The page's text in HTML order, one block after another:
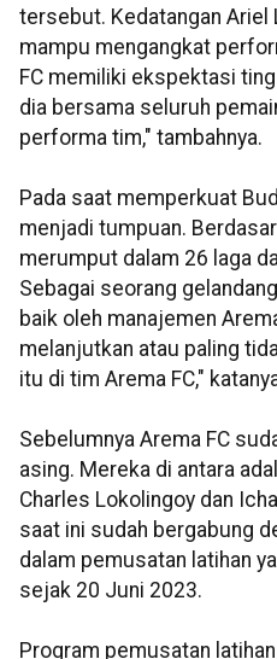
tersebut. Kedatangan Ariel
mampu mengangkat
FC memiliki ekspektasi
dia bersama seluruh
performa tim," tambahnya.
Pada saat memperkuat
menjadi tumpuan.
merumput dalam 26 laga
Sebagai seorang
baik oleh manajemen
melanjutkan atau paling
itu di tim Arema FC,"
Sebelumnya Arema FC
asing. Mereka di antara
Charles Lokolingoy dan
saat ini sudah bergabung
dalam pemusatan latihan
sejak 20 Juni 2023.
Program pemusatan